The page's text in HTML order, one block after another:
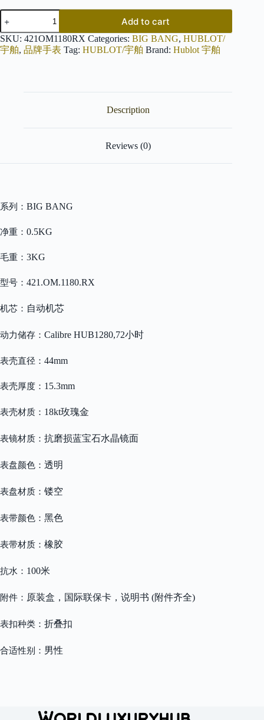
HUBLOT
宇
舶
BIG
BANG
Add to cart
SKU: 421OM1180RX Categories: BIG BANG, HUBLOT/
宇舶, 品牌手表 Tag: HUBLOT/宇舶 Brand: Hublot 宇舶
Description
Reviews (0)
系列： BIG BANG
净重： 0.5KG
毛重： 3KG
型号： 421.OM.1180.RX
机芯： 自动机芯
动力储存： Calibre HUB1280,72小时
表壳直径： 44mm
表壳厚度： 15.3mm
表壳材质： 18kt玫瑰金
表镜材质： 抗磨损蓝宝石水晶镜面
表盘颜色： 透明
表盘材质： 镂空
表带颜色： 黑色
表带材质： 橡胶
抗水： 100米
附件： 原装盒，国际联保卡，说明书 (附件齐全)
表扣种类： 折叠扣
合适性别： 男性